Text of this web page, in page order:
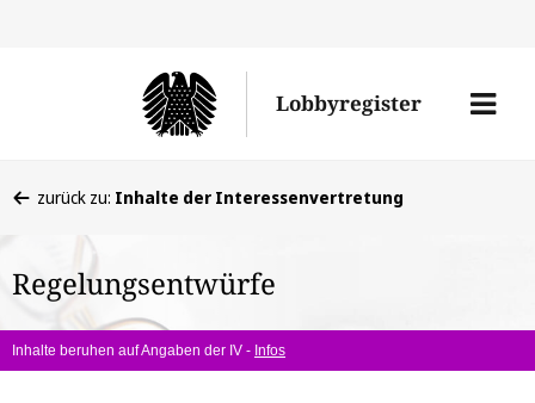
den
Lobbyregister
Menü
befinden
hier:
zurück zu: Inhalte der Interessenvertretung
Regelungsentwürfe
Inhalte beruhen auf Angaben der IV - Infos